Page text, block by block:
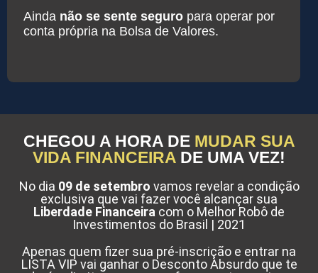
Ainda não se sente seguro para operar por
conta própria na Bolsa de Valores.
CHEGOU A HORA DE MUDAR SUA
VIDA FINANCEIRA DE UMA VEZ!
No dia 09 de setembro vamos revelar a condição
exclusiva que vai fazer você alcançar sua
Liberdade Financeira com o Melhor Robô de
Investimentos do Brasil | 2021
Apenas quem fizer sua pré-inscrição e entrar na
LISTA VIP vai ganhar o Desconto Absurdo que te